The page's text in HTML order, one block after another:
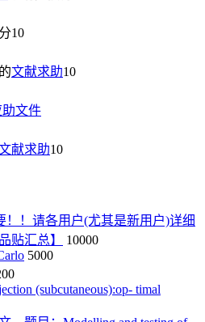
10
文献求助10
助文件
献求助10
！！请各用户(尤其是新用户)详细
贴汇总】
10000
5000
(subcutaneous):op- timal